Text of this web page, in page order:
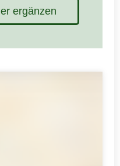
ergänzen